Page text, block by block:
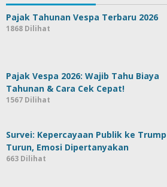
Pajak Tahunan Vespa Terbaru 2026
1868 Dilihat
Pajak Vespa 2026: Wajib Tahu Biaya
Tahunan & Cara Cek Cepat!
1567 Dilihat
Survei: Kepercayaan Publik ke Trump
Turun, Emosi Dipertanyakan
663 Dilihat